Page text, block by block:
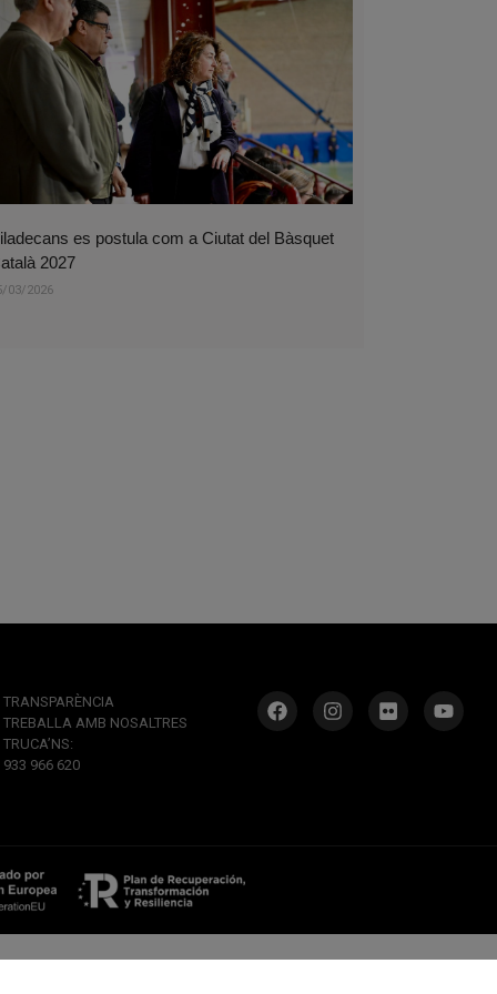
es postula com a Ciutat del Bàsquet
2027
03/2026
TRANSPARÈNCIA
TREBALLA AMB NOSALTRES
TRUCA’NS:
933 966 620